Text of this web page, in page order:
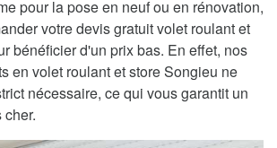
pour la pose en neuf ou en rénovation,
votre devis gratuit volet roulant et
bénéficier d'un prix bas. En effet, nos
en volet roulant et store Songieu ne
nécessaire, ce qui vous garantit un